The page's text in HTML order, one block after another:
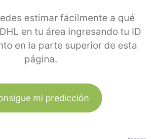
estimar fácilmente a qué
en tu área ingresando tu ID
en la parte superior de esta
página.
mi predicción